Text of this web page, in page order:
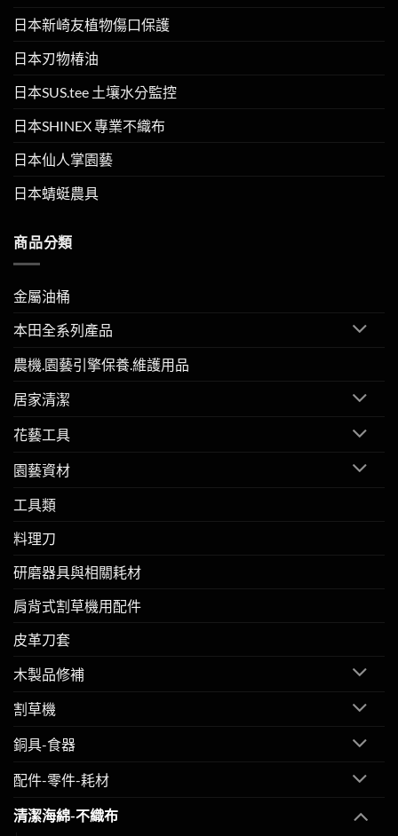
日本新崎友植物傷口保護
日本刃物椿油
日本SUS.tee 土壤水分監控
日本SHINEX 專業不織布
日本仙人掌園藝
日本蜻蜓農具
商品分類
金屬油桶
本田全系列產品
農機.園藝引擎保養.維護用品
居家清潔
花藝工具
園藝資材
工具類
料理刀
研磨器具與相關耗材
肩背式割草機用配件
皮革刀套
木製品修補
割草機
銅具-食器
配件-零件-耗材
清潔海綿-不織布